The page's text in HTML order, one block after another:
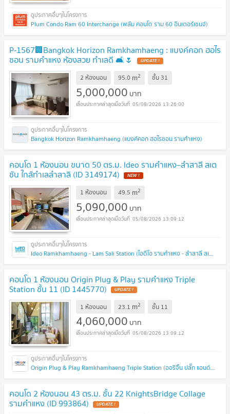
Plum Condo Ram 60 Interchange (พลัม คอนโด ราม 60 อินเตอร์เชนจ์)
P-1567🏢Bangkok Horizon Ramkhamhaeng : แบงค์คอก ฮอไร
ซอน รามคำแหง ห้องสวย ทำเลดี 🛋️🌷 UPDATE !
2 ห้องนอน 95.0 m2 ชั้น 31
5,000,000 บาท
05/08/2026 13:26:00
Bangkok Horizon Ramkhamhaeng (แบงค์คอก ฮอไรซอน รามคำแหง)
คอนโด 1 ห้องนอน ขนาด 50 ตร.ม. Ideo รามคำแหง–ลำสาลี สเต
ชัน ใกล้ทำเลลำสาลิ (ID 3149174) NEW !
1 ห้องนอน 49.5 m2
5,090,000 บาท
05/08/2026 13:09:12
Ideo Ramkhamhaeng - Lam Sali Station (ไอดีโอ รามคำแหง - ลำสาลี สเตชั่น)
คอนโด 1 ห้องนอน Origin Plug & Play รามคำแหง Triple
Station ชั้น 11 (ID 1445770) UPDATE !
1 ห้องนอน 23.1 m2 ชั้น 11
4,060,000 บาท
05/08/2026 13:09:12
Origin Plug & Play Ramkhamhaeng Triple Station (ออริจิ้น ปลั๊ก แอนด์ เพลย์ รามคำแหง ทริปเปิ้ล สเตชั่น)
คอนโด 2 ห้องนอน 43 ตร.ม. ชั้น 22 KnightsBridge Collage
รามคำแหง (ID 993864) UPDATE !